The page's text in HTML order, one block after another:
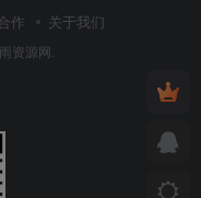
作 关于我们
资源网